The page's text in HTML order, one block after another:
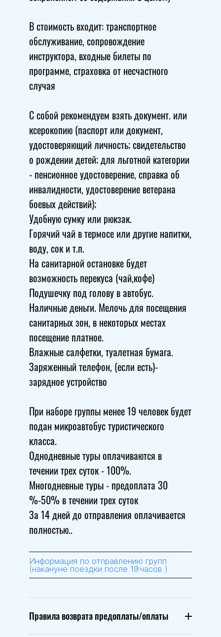
В стоимость входит: транспортное
обслуживание, сопровождение
инструктора, входные билеты по
программе, страховка от несчастного
случая
С собой рекомендуем взять документ. или
ксерокопию (паспорт или документ,
удостоверяющий личность; свидетельство
о рождении детей; для льготной категории
- пенсионное удостоверение, справка об
инвалидности, удостоверение ветерана
боевых действий);
Удобную сумку или рюкзак.
Горячий чай в термосе или другие напитки,
воду, сок и т.п.
На санитарной остановке будет
возможность перекуса (чай,кофе)
Подушечку под голову в автобус.
Наличные деньги. Мелочь для посещения
санитарных зон, в некоторых местах
посещение платное.
Влажные салфетки, туалетная бумага.
Заряженный телефон, (если есть)-
зарядное устройство
При наборе группы менее 19 человек будет
подан микроавтобус туристического
класса.
Однодневные туры оплачиваются в
течении трех суток - 100%.
Многодневные туры - предоплата 30
%-50% в течении трех суток
За 14 дней до отправления оплачивается
полностью..
Информация по отправлению групп
(накануне поездки после 19:часов )
Правила возврата предоплаты/оплаты